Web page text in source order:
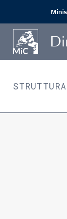
D
STRUTTURA